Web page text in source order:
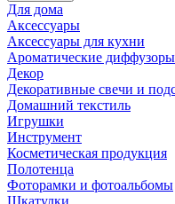
Для дома
Аксессуары
Аксессуары для кухни
Ароматические диффузоры
Декор
Декоративные свечи и
Домашний текстиль
Игрушки
Инструмент
Косметическая продукция
Полотенца
Фоторамки и фотоальбомы
Шкатулки